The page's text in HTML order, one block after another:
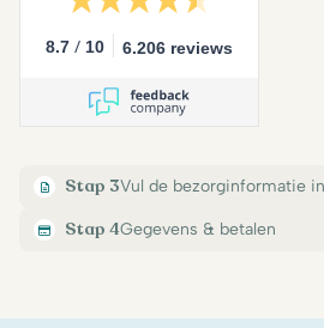
8.7 / 10 6.206 reviews
Stap 3Vul de bezorginformatie in
Stap 4Gegevens & betalen